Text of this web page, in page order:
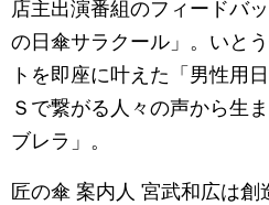
店主出演番組のフィードバ
の日傘サラクール」。いと
トを即座に叶えた「男性用
Ｓで繋がる人々の声から生
ブレラ」。
匠の傘 案内人 宮武和広は